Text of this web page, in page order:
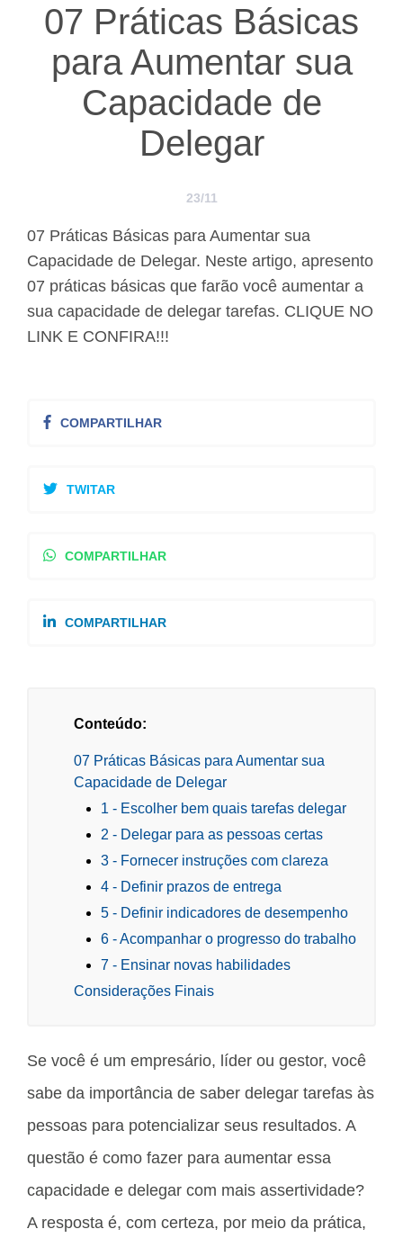
07 Práticas Básicas
para Aumentar sua
Capacidade de
Delegar
23/11
07 Práticas Básicas para Aumentar sua
Capacidade de Delegar. Neste artigo, apresento
07 práticas básicas que farão você aumentar a
sua capacidade de delegar tarefas. CLIQUE NO
LINK E CONFIRA!!!
COMPARTILHAR
TWITAR
COMPARTILHAR
COMPARTILHAR
Conteúdo:
07 Práticas Básicas para Aumentar sua
Capacidade de Delegar
1 - Escolher bem quais tarefas delegar
2 - Delegar para as pessoas certas
3 - Fornecer instruções com clareza
4 - Definir prazos de entrega
5 - Definir indicadores de desempenho
6 - Acompanhar o progresso do trabalho
7 - Ensinar novas habilidades
Considerações Finais
Se você é um empresário, líder ou gestor, você
sabe da importância de saber delegar tarefas às
pessoas para potencializar seus resultados. A
questão é como fazer para aumentar essa
capacidade e delegar com mais assertividade?
A resposta é, com certeza, por meio da prática,